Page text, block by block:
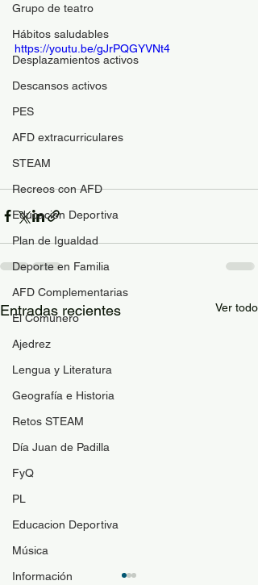
Grupo de teatro
Hábitos saludables
Desplazamientos activos
Descansos activos
PES
AFD extracurriculares
STEAM
Recreos con AFD
Educación Deportiva
Plan de Igualdad
Deporte en Familia
AFD Complementarias
El Comunero
Ajedrez
Lengua y Literatura
Geografía e Historia
Retos STEAM
Día Juan de Padilla
FyQ
PL
Educacion Deportiva
Música
Información
https://youtu.be/gJrPQGYVNt4
Entradas recientes Ver todo